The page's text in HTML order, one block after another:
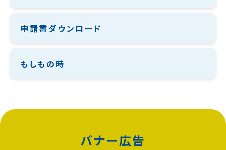
申請書ダウンロード
もしもの時
バナー広告